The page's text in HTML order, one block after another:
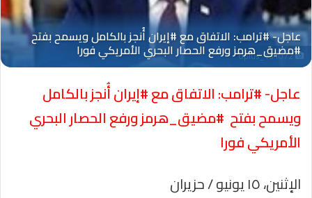
Oplus_131072
عاجل- #ترامب: الاتفاق مع #إيران أُنجز بالكامل
ويسمح بفتح #مضيق_هرمز ورفع الحصار البحري
الأمريكي فورا
الإثنين، ١٥ يونيو / حزيران